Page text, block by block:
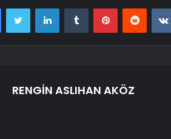
FacebookTwitter LinkedInTumblr PinterestReddit
RENGİN ASLIHAN AKÖZ